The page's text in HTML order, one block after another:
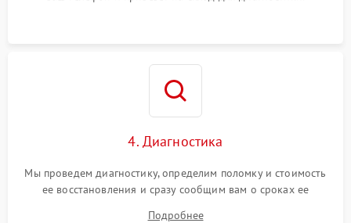
4. Диагностика
Мы проведем диагностику, определим поломку и стоимость
ее восстановления и сразу сообщим вам о сроках ее
Подробнее